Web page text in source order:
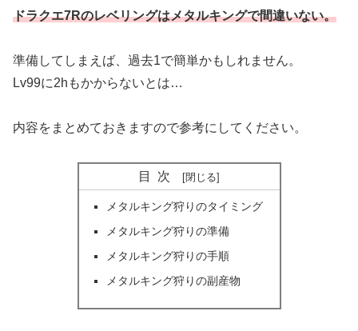
ドラクエ7Rのレベリングはメタルキングで間違いない。
準備してしまえば、過去1で簡単かもしれません。
Lv99に2hもかからないとは…
内容をまとめておきますので参考にしてください。
目次
メタルキング狩りのタイミング
メタルキング狩りの準備
メタルキング狩りの手順
メタルキング狩りの副産物